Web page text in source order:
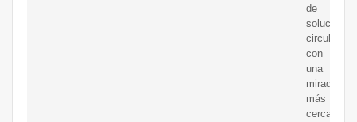
de
soluciones
circulares,
con
una
mirada
más
cercana